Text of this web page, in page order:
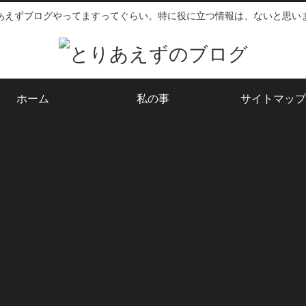
えずブログやってますってぐらい。特に役に立つ情報は、ないと思い
ホーム 私の事 サイトマップ